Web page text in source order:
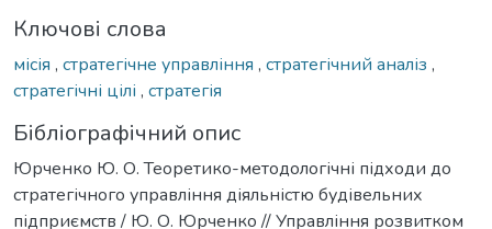
Ключові слова
місія , стратегічне управління , стратегічний аналіз ,
стратегічні цілі , стратегія
Бібліографічний опис
Юрченко Ю. О. Теоретико-методологічні підходи до
стратегічного управління діяльністю будівельних
підприємств / Ю. О. Юрченко // Управління розвитком